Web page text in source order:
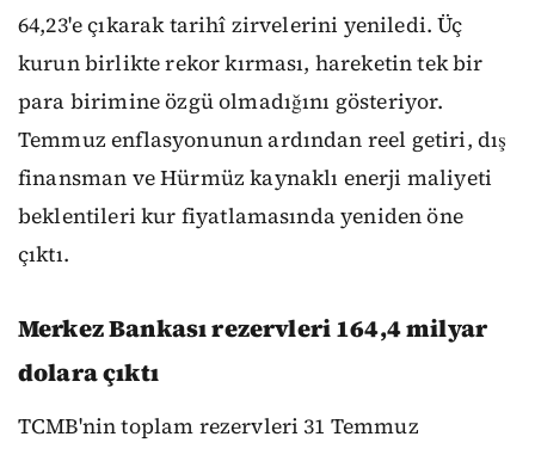
64,23'e çıkarak tarihî zirvelerini yeniledi. Üç
kurun birlikte rekor kırması, hareketin tek bir
para birimine özgü olmadığını gösteriyor.
Temmuz enflasyonunun ardından reel getiri, dış
finansman ve Hürmüz kaynaklı enerji maliyeti
beklentileri kur fiyatlamasında yeniden öne
çıktı.
Merkez Bankası rezervleri 164,4 milyar
dolara çıktı
TCMB'nin toplam rezervleri 31 Temmuz